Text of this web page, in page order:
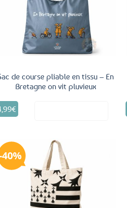
de course pliable en tissu – En
Bretagne on vit pluvieux
€
40%